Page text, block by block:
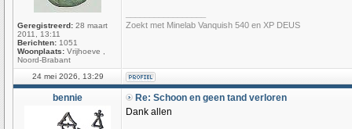
Geregistreerd: 28 maart
2011, 13:11
Berichten: 1051
Woonplaats: Vrijhoeve ,
Noord-Brabant
Zoekt met Minelab Vanquish 540 en XP DEUS
24 mei 2026, 13:29
bennie
Re: Schoon en geen tand verloren
Dank allen